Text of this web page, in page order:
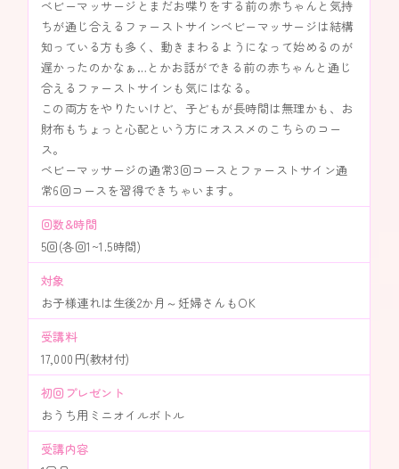
ベビーマッサージとまだお喋りをする前の赤ちゃんと気持
ちが通じ合えるファーストサインベビーマッサージは結構
知っている方も多く、動きまわるようになって始めるのが
遅かったのかなぁ…とかお話ができる前の赤ちゃんと通じ
合えるファーストサインも気にはなる。
この両方をやりたいけど、子どもが長時間は無理かも、お
財布もちょっと心配という方にオススメのこちらのコー
ス。
ベビーマッサージの通常3回コースとファーストサイン通
常6回コースを習得できちゃいます。
回数&時間
5回(各回1~1.5時間)
対象
お子様連れは生後2か月～妊婦さんもOK
受講料
17,000円(教材付)
初回プレゼント
おうち用ミニオイルボトル
受講内容